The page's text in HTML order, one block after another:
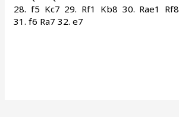
28. f5 Kc7 29. Rf1 Kb8 30. Rae1 Rf8
31.f6 Ra7 32.e7